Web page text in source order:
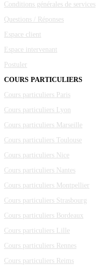
Conditions générales de services
Questions / Réponses
Espace client
Espace intervenant
Postuler
COURS PARTICULIERS
Cours particuliers Paris
Cours particuliers Lyon
Cours particuliers Marseille
Cours particuliers Toulouse
Cours particuliers Nice
Cours particuliers Nantes
Cours particuliers Montpellier
Cours particuliers Strasbourg
Cours particuliers Bordeaux
Cours particuliers Lille
Cours particuliers Rennes
Cours particuliers Reims